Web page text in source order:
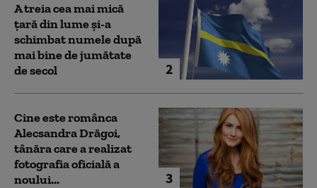
2
A treia cea mai mică
țară din lume și-a
schimbat numele după
mai bine de jumătate
de secol
3
Cine este românca
Alecsandra Drăgoi,
tânăra care a realizat
fotografia oficială a
noului...